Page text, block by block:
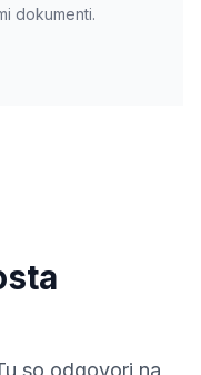
dokumenti.
so odgovori na